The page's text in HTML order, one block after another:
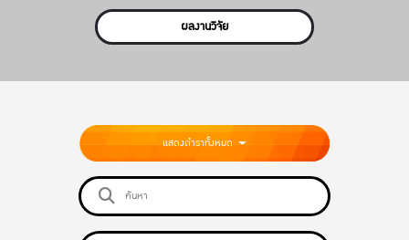
ผลงานวิจัย
แสดงตำราทั้งหมด